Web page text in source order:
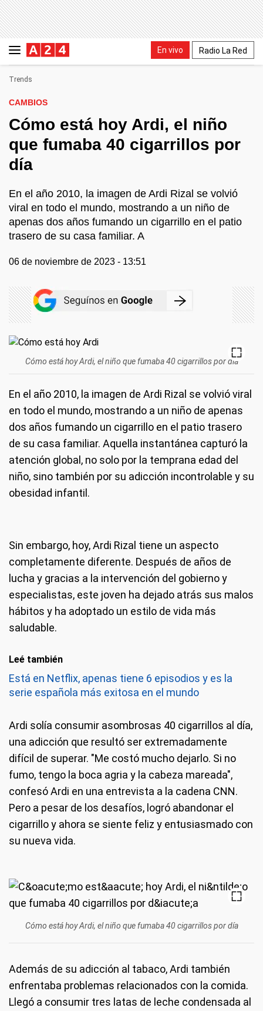
En vivo Radio La Red
Trends
CAMBIOS
Cómo está hoy Ardi, el niño
que fumaba 40 cigarrillos por
día
En el año 2010, la imagen de Ardi Rizal se volvió
viral en todo el mundo, mostrando a un niño de
apenas dos años fumando un cigarrillo en el patio
trasero de su casa familiar. A
06 de noviembre de 2023 - 13:51
Cómo está hoy Ardi, el niño que fumaba 40 cigarrillos por día
En el año 2010, la imagen de Ardi Rizal se volvió viral
en todo el mundo, mostrando a un niño de apenas
dos años fumando un cigarrillo en el patio trasero
de su casa familiar. Aquella instantánea capturó la
atención global, no solo por la temprana edad del
niño, sino también por su adicción incontrolable y su
obesidad infantil.
Sin embargo, hoy, Ardi Rizal tiene un aspecto
completamente diferente. Después de años de
lucha y gracias a la intervención del gobierno y
especialistas, este joven ha dejado atrás sus malos
hábitos y ha adoptado un estilo de vida más
saludable.
Leé también
Está en Netflix, apenas tiene 6 episodios y es la
serie española más exitosa en el mundo
Ardi solía consumir asombrosas 40 cigarrillos al día,
una adicción que resultó ser extremadamente
difícil de superar. "Me costó mucho dejarlo. Si no
fumo, tengo la boca agria y la cabeza mareada",
confesó Ardi en una entrevista a la cadena CNN.
Pero a pesar de los desafíos, logró abandonar el
cigarrillo y ahora se siente feliz y entusiasmado con
su nueva vida.
Cómo está hoy Ardi, el niño que fumaba 40 cigarrillos por día
Además de su adicción al tabaco, Ardi también
enfrentaba problemas relacionados con la comida.
Llegó a consumir tres latas de leche condensada al